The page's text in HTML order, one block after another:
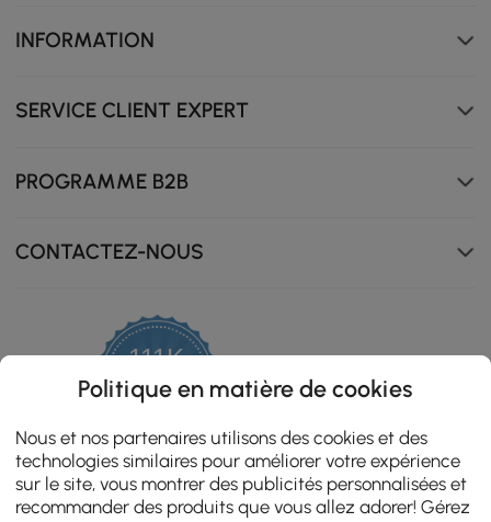
Cette table d'appoint polyvalente offre une double
INFORMATION
SERVICE CLIENT EXPERT
PROGRAMME B2B
CONTACTEZ-NOUS
111K
4.8
star
ZERTIFIZIERTE BEWERTUNGEN
Politique en matière de cookies
Nous et nos partenaires utilisons des cookies et des
technologies similaires pour améliorer votre expérience
sur le site, vous montrer des publicités personnalisées et
recommander des produits que vous allez adorer! Gérez